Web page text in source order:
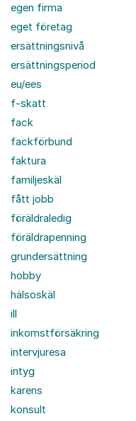
egen firma
eget företag
ersättningsnivå
ersättningsperiod
eu/ees
f-skatt
fack
fackförbund
faktura
familjeskäl
fått jobb
föräldraledig
föräldrapenning
grundersättning
hobby
hälsoskäl
ill
inkomstförsäkring
intervjuresa
intyg
karens
konsult